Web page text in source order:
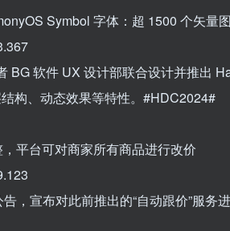
Symbol 字体：超 1500 个矢量
BG 软件 UX 设计部联合设计并推出
构、动态效果等特性。#HDC2024#
平台可对商家所有商品进行改价
，宣布对此前推出的“自动跟价”服务